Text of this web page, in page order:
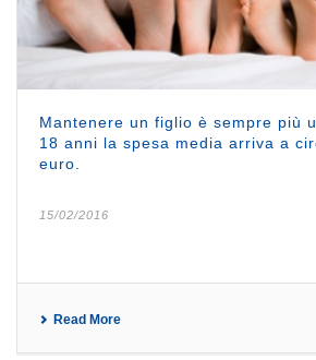
Mantenere un figlio è sempre più
18 anni la spesa media arriva a
euro.
15/02/2016
Read More